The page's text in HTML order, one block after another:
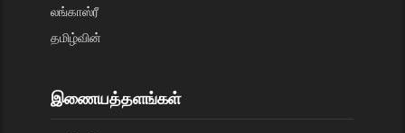
லங்காஸ்ரீ
தமிழ்வின்
இணையத்தளங்கள்